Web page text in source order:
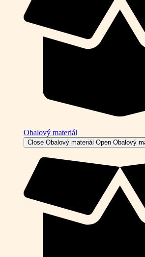
Obalový materiál
Close Obalový materiál Open Obalový